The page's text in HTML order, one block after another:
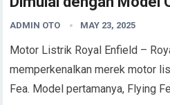
ADMIN OTO MAY 23, 2025
Motor Listrik Royal Enfield –
memperkenalkan merek motor
Fea. Model pertamanya, Flying